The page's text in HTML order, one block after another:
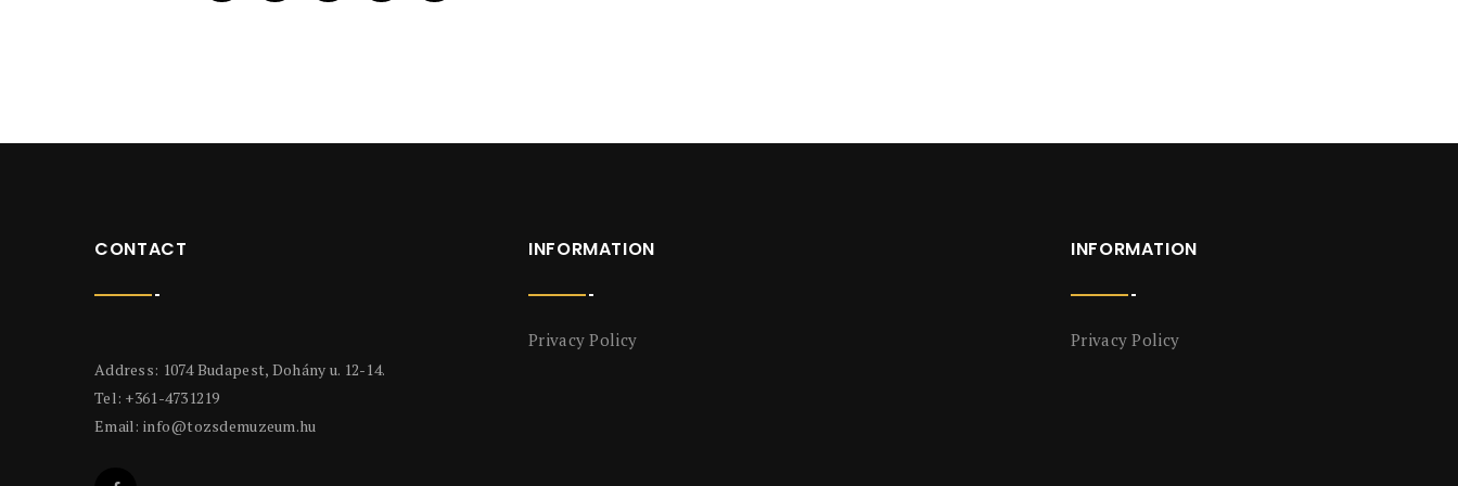
CONTACT
Address: 1074 Budapest, Dohány u. 12-14.
Tel: +361-4731219
Email: info@tozsdemuzeum.hu
INFORMATION
Privacy Policy
INFORMATION
Privacy Policy